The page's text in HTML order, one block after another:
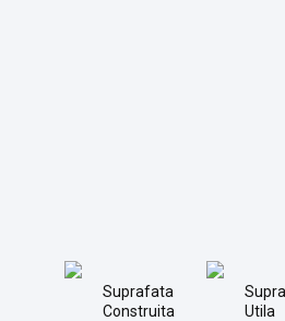
Suprafata
Construita
Utila